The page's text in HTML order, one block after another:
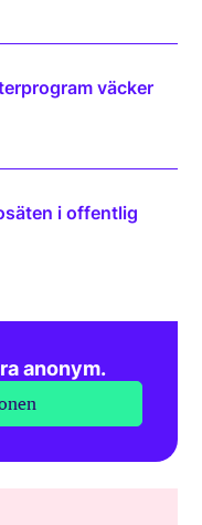
väcker
i offentlig
anonym.